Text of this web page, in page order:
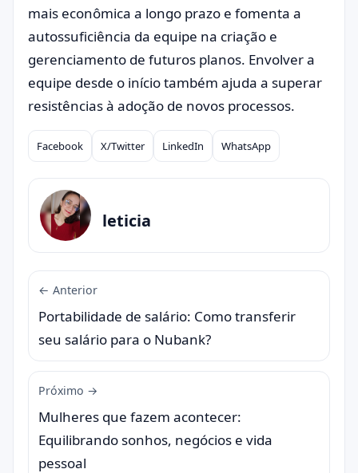
mais econômica a longo prazo e fomenta a
autossuficiência da equipe na criação e
gerenciamento de futuros planos. Envolver a
equipe desde o início também ajuda a superar
resistências à adoção de novos processos.
Compartilhar
Facebook X/Twitter LinkedIn WhatsApp
leticia
← Anterior
Portabilidade de salário: Como transferir
seu salário para o Nubank?
Próximo →
Mulheres que fazem acontecer:
Equilibrando sonhos, negócios e vida
pessoal